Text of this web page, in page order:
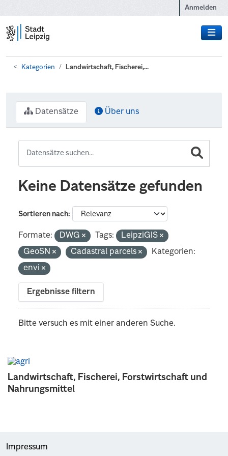
Anmelden
Kategorien Landwirtschaft, Fischerei,...
Landwirtschaft, Fischerei, Forstwirtschaft und
Nahrungsmittel
Datensätze Über uns
Keine Datensätze gefunden
Sortieren nach
Formate: DWG Tags:
LeipziGIS
GeoSN
Cadastral parcels
Kategorien:
envi
Ergebnisse filtern
Bitte versuch es mit einer anderen Suche.
Impressum